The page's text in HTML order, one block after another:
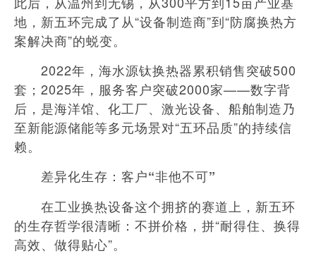
地，新五环完成了从“设备制造商”到“防腐换热方
案解决商”的蜕变。
2022年，海水源钛换热器累积销售突破500
套；2025年，服务客户突破2000家——数字背
后，是海洋馆、化工厂、激光设备、船舶制造乃
至新能源储能等多元场景对“五环品质”的持续信
赖。
差异化生存：客户“非他不可”
在工业换热设备这个拥挤的赛道上，新五环
的生存哲学很清晰：不拼价格，拼“耐得住、换得
高效、做得贴心”。